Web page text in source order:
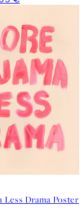
Less Drama Poster